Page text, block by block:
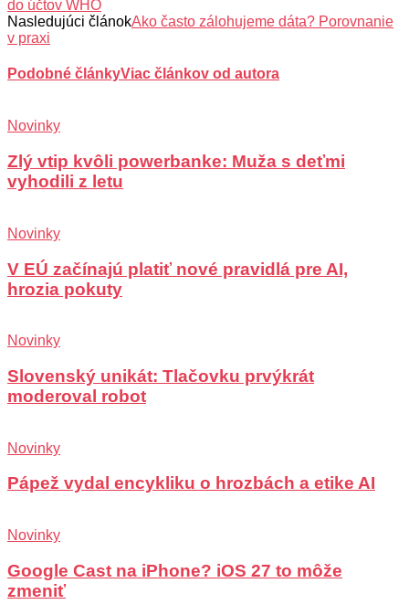
do účtov WHO
Nasledujúci článokAko často zálohujeme dáta? Porovnanie
v praxi
Podobné článkyViac článkov od autora
Novinky
Zlý vtip kvôli powerbanke: Muža s deťmi
vyhodili z letu
Novinky
V EÚ začínajú platiť nové pravidlá pre AI,
hrozia pokuty
Novinky
Slovenský unikát: Tlačovku prvýkrát
moderoval robot
Novinky
Pápež vydal encykliku o hrozbách a etike AI
Novinky
Google Cast na iPhone? iOS 27 to môže
zmeniť